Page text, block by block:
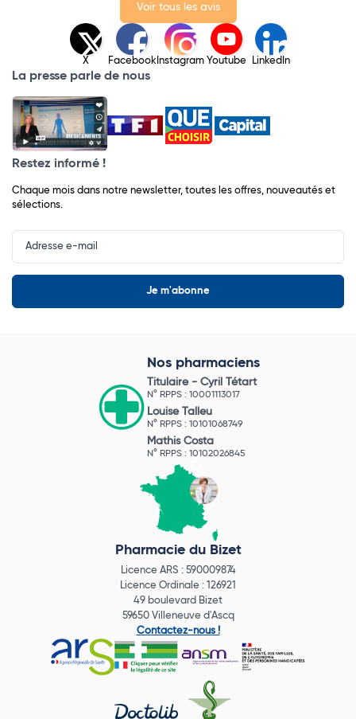
Voir tous les avis
X Facebook Instagram Youtube LinkedIn
La presse parle de nous
Restez informé !
Chaque mois dans notre newsletter, toutes les offres, nouveautés et
sélections.
Input
Newsletter
Nos pharmaciens
Titulaire - Cyril Tétart
N° RPPS : 10001113017
Louise Talleu
N° RPPS : 10101068749
Mathis Costa
N° RPPS : 10102026845
Pharmacie du Bizet
Licence ARS : 590009874
Licence Ordinale : 126921
49 boulevard Bizet
59650 Villeneuve d'Ascq
Contactez-nous !